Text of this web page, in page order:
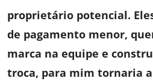
proprietário potencial.
de pagamento menor,
marca na equipe e
troca, para mim tornaria